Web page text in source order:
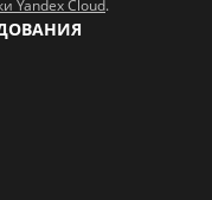
Yandex Cloud.